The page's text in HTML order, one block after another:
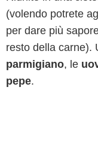
(volendo potrete
per dare più
resto della carne).
parmigiano, le
pepe.